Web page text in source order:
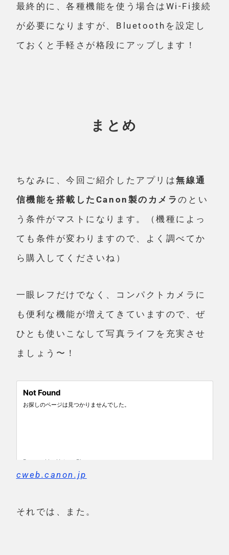
最終的に、各種機能を使う場合はWi-Fi接続
が必要になりますが、Bluetoothを設定し
ておくと手軽さが格段にアップします！
まとめ
ちなみに、今回ご紹介したアプリは無線通
信機能を搭載したCanon製のカメラのとい
う条件がマストになります。（機種によっ
ても条件が変わりますので、よく調べてか
ら購入してくださいね）
一眼レフだけでなく、コンパクトカメラに
も便利な機能が増えてきていますので、ぜ
ひとも使いこなして写真ライフを充実させ
ましょう〜！
cweb.canon.jp
それでは、また。